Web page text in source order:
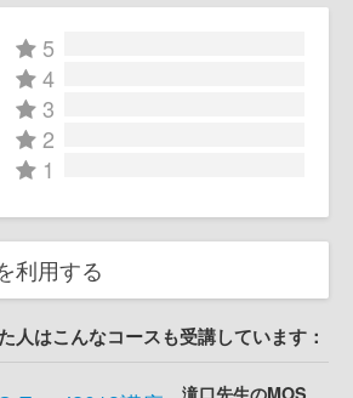
5
4
3
2
1
利用する
人はこんなコースも受講しています：